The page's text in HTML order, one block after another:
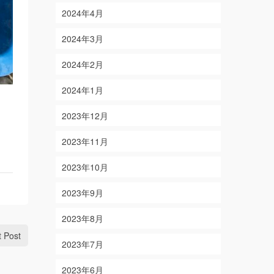
Post
2024年4月
2024年3月
2024年2月
2024年1月
2023年12月
2023年11月
2023年10月
2023年9月
2023年8月
2023年7月
2023年6月